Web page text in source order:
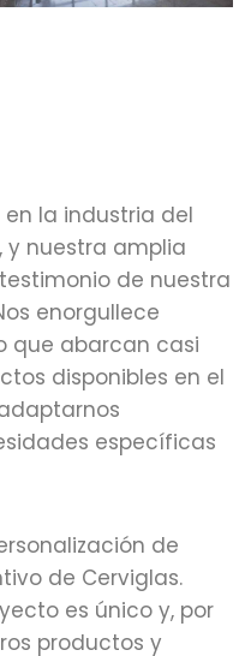
en la industria del
y nuestra amplia
de nuestra
enorgullece
que abarcan casi
disponibles en el
específicas
de
de Cerviglas.
es único y, por
productos y